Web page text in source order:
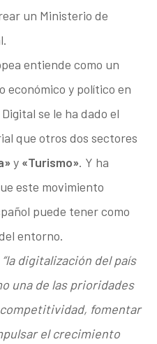
un Ministerio de
entiende como un
económico y político en
se le ha dado el
que otros dos sectores
y «Turismo». Y ha
este movimiento
puede tener como
entorno.
“la digitalización del país
una de las prioridades
fomentar
el crecimiento